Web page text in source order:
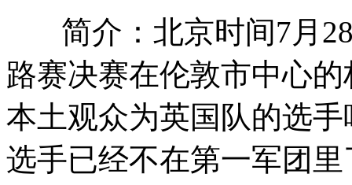
简介：北京时间7月
路赛决赛在伦敦市中心
本土观众为英国队的选
选手已经不在第一军团里